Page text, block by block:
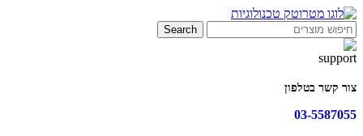
Search
צור קשר בטלפון
03-5587055